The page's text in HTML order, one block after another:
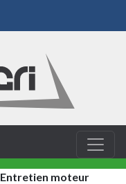
Entretien moteur